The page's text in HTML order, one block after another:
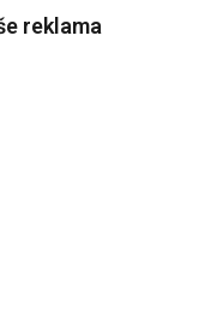
reklama